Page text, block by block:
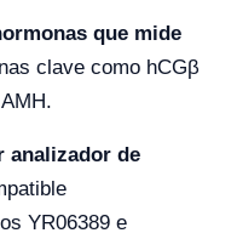
que mide
clave como hCGβ
analizador de
YR06389 e